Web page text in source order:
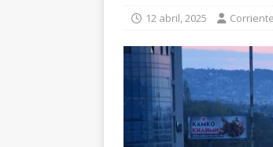
12 abril, 2025